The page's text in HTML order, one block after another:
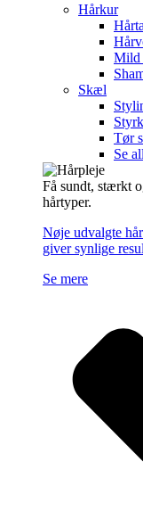
Hårkur
Mild
Skæl
Tør
Se
Få sundt, stærkt
hårtyper.
Nøje udvalgte
giver synlige
Se mere